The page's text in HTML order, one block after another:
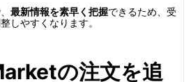
最新情報を素早く把握できるため、受
しやすくなります。
の注文を追